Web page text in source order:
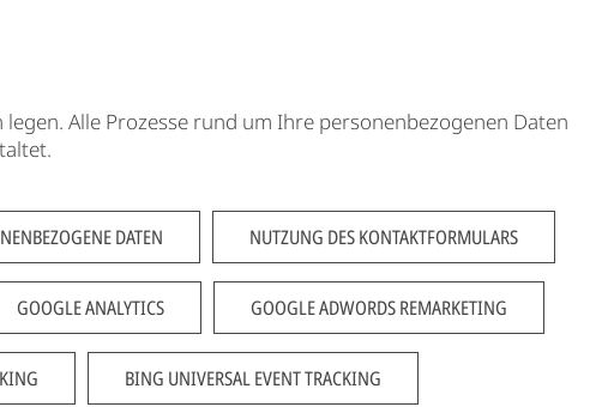
Alle Prozesse rund um Ihre personenbezogenen Daten
DATEN NUTZUNG DES KONTAKTFORMULARS
GOOGLE ANALYTICS GOOGLE ADWORDS REMARKETING
BING UNIVERSAL EVENT TRACKING